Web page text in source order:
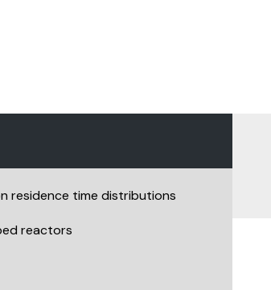
residence time distributions
reactors